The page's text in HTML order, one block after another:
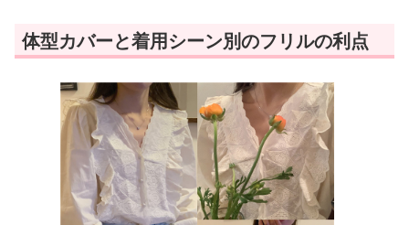
体型カバーと着用シーン別のフリルの利点